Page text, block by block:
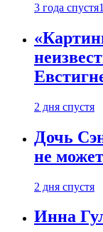
3 года спустя
2 дня спустя
Дочь
не
2 дня спустя
Инна